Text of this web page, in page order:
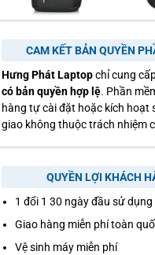
CAM KẾT BẢN QUYỀN
Hưng Phát Laptopchỉ cung
có bản quyền hợp lệ. Phần
hàng tự cài đặt hoặc kích hoạt
giao không thuộc trách nhiệm
QUYỀN LỢI KHÁCH
1 đổi 1 30 ngày đầu sử dụng
Giao hàng miễn phí toàn
Vệ sinh máy miễn phí